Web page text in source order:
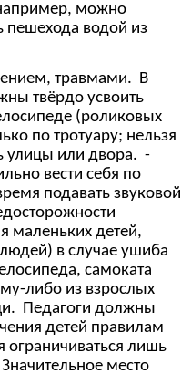
можно
пешехода водой из
травмами. В
твёрдо усвоить
(роликовых
по тротуару; нельзя
улицы или двора. -
вести себя по
подавать звуковой
маленьких детей,
в случае ушиба
самоката
либо из взрослых
Педагоги должны
детей правилам
лишь
место